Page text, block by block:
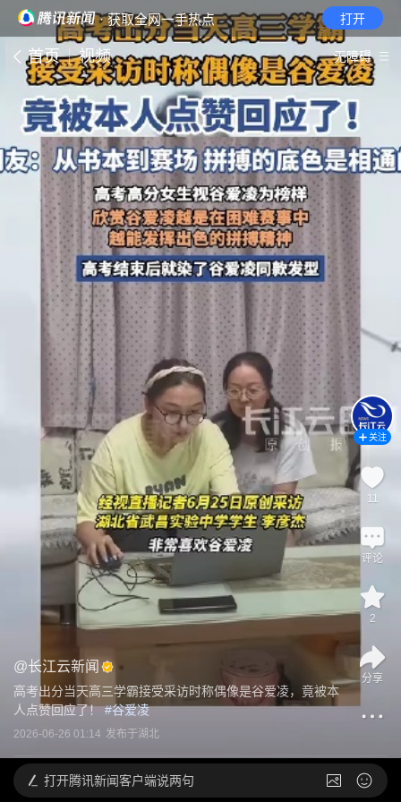
· 获取全网一手热点 打开
首页 视频 无障碍
@长江云新闻
高考出分当天高三学霸接受采访时称偶像是谷爱凌，竟被本
人点赞回应了！ #谷爱凌
2026-06-26 01:14 发布于湖北
关注
11
评论
2
分享
打开腾讯新闻客户端说两句